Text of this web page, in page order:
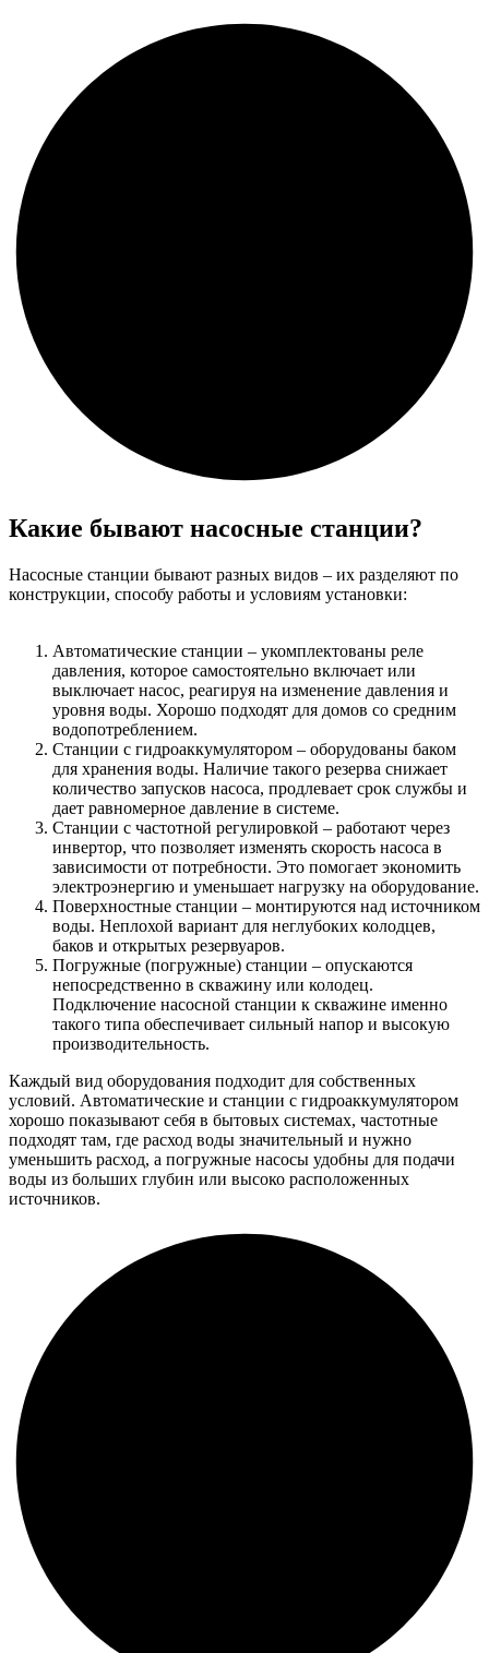
Какие бывают насосные станции?
Насосные станции бывают разных видов – их разделяют по
конструкции, способу работы и условиям установки:
Автоматические станции – укомплектованы реле
давления, которое самостоятельно включает или
выключает насос, реагируя на изменение давления и
уровня воды. Хорошо подходят для домов со средним
водопотреблением.
Станции с гидроаккумулятором – оборудованы баком
для хранения воды. Наличие такого резерва снижает
количество запусков насоса, продлевает срок службы и
дает равномерное давление в системе.
Станции с частотной регулировкой – работают через
инвертор, что позволяет изменять скорость насоса в
зависимости от потребности. Это помогает экономить
электроэнергию и уменьшает нагрузку на оборудование.
Поверхностные станции – монтируются над источником
воды. Неплохой вариант для неглубоких колодцев,
баков и открытых резервуаров.
Погружные (погружные) станции – опускаются
непосредственно в скважину или колодец.
Подключение насосной станции к скважине именно
такого типа обеспечивает сильный напор и высокую
производительность.
Каждый вид оборудования подходит для собственных
условий. Автоматические и станции с гидроаккумулятором
хорошо показывают себя в бытовых системах, частотные
подходят там, где расход воды значительный и нужно
уменьшить расход, а погружные насосы удобны для подачи
воды из больших глубин или высоко расположенных
источников.